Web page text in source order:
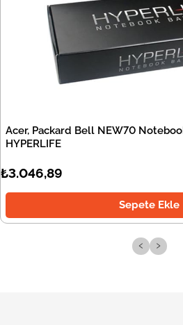
Acer, Packard Bell NEW70
HYPERLIFE
₺3.046,89
Sepete Ekle
‹ ›